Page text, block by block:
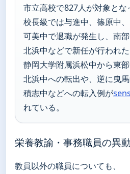
市立高校で827人が対象とな
校長級では与進中、篠原中、
可美中で退職が発生し、南部
北浜中などで新任が行われた
静岡大学附属浜松中から東部
北浜中への転出や、逆に曳馬
積志中などへの転入例が
れている。
栄養教諭・事務職員の異動
教員以外の職員についても、